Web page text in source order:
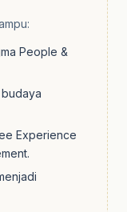
People &
Experience